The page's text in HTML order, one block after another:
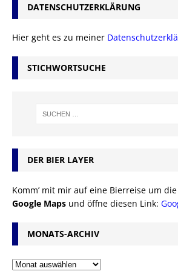
DATENSCHUTZERKLÄRUNG
Hier geht es zu meiner
STICHWORTSUCHE
DER BIER LAYER
Komm’ mit mir auf eine Bierreise um die
Google Maps und öffne diesen Link:
MONATS-ARCHIV